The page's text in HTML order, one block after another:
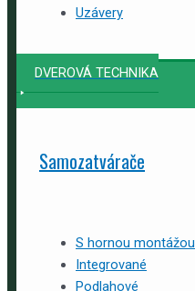
Uzávery
DVEROVÁ TECHNIKA
Samozatvárače
S hornou montážou
Integrované
Podlahové